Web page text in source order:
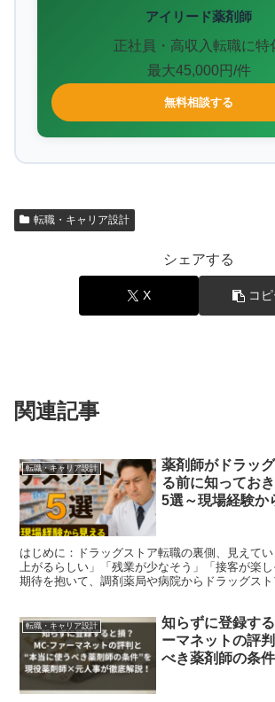
アイリード薬剤師
正社員・高収入転職に特
最大45,000円/件
無料相談する
転職・キャリア設計
シェアする
X コ
関連記事
転職・キャリア設計
薬剤師がドラッ
る前に知ってお
5選～現場経験か
はじめに：ドラッグストア転職の裏側、見えて
上がるらしい」「残業が少なそう」「接客が楽
期待を抱いて、調剤薬局や病院からドラッグスト
転職・キャリア設計
知らずに登録す
ーマネットの評
べき薬剤師の条